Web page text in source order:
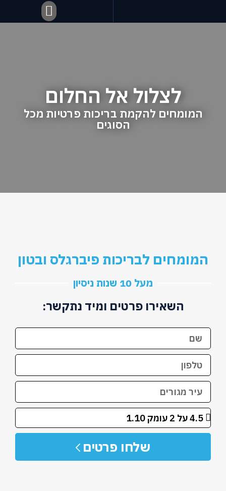
לצלול אל החלום
המומחים להקמת בריכות פרטיות מכל
הסוגים
המומחים לבריכות פיברגלס ובטון
מעל 10 שנות ניסיון
השאירו פרטים ומיד נתקשר:
שלחו פרטים